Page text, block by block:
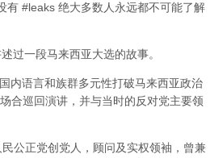
有 #leaks 绝大多数人永远都不可能了解
过一段马来西亚大选的故事。
内语言和族群多元性打破马来西亚政治
合巡回演讲，并与当时的反对党主要领
公正党创党人，顾问及实权领袖，曾兼